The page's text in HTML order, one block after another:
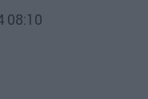
08:10